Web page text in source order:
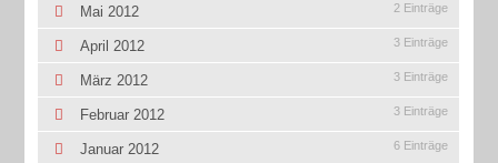
Mai 2012 2 Einträge
April 2012 3 Einträge
März 2012 3 Einträge
Februar 2012 3 Einträge
Januar 2012 6 Einträge